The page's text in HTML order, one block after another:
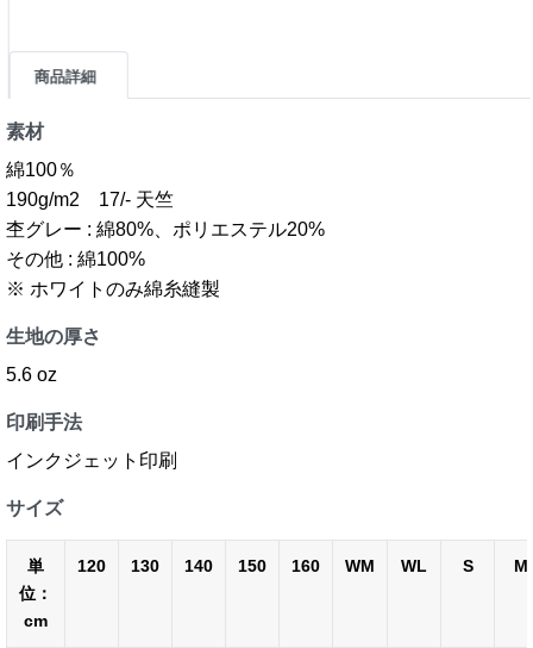
商品詳細
素材
綿100％
190g/m2 17/- 天竺
杢グレー : 綿80%、ポリエステル20%
その他 : 綿100%
※ ホワイトのみ綿糸縫製
生地の厚さ
5.6 oz
印刷手法
インクジェット印刷
サイズ
単
位：
cm
120 130 140 150 160 WM WL S M